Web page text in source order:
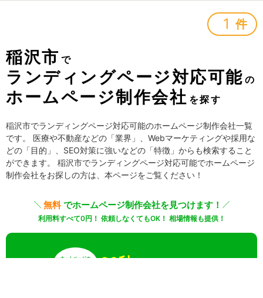
1 件
稲沢市 で
ランディングページ対応可能 の
ホームページ制作会社 を探す
稲沢市でランディングページ対応可能のホームページ制作会社一覧
です。 医療や不動産などの「業界」、Webマーケティングや採用な
どの「目的」、SEO対策に強いなどの「特徴」からも検索すること
ができます。 稲沢市でランディングページ対応可能でホームページ
制作会社をお探しの方は、本ページをご覧ください！
無料でホームページ制作会社を見つけます！
利用料すべて0円！ 依頼しなくてもOK！ 相場情報も提供！
20秒